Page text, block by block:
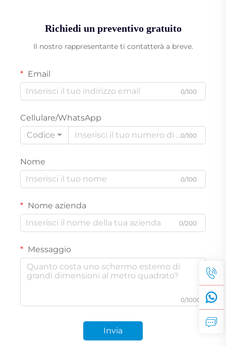
Richiedi un preventivo gratuito
Il nostro rappresentante ti contatterà a breve.
Email
0/100
Cellulare/WhatsApp
Codice
0/100
Nome
0/100
Nome azienda
0/200
Messaggio
0/1000
Invia